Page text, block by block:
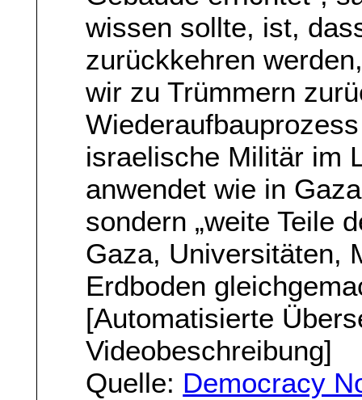
wissen sollte, ist,
zurückkehren
wir zu Trümmern
israelische Militär im
anwendet wie in
sondern „weite Teile
Gaza, Universitäten,
Erdboden
[Automatisierte
Videobeschreibung]
Quelle: Democracy